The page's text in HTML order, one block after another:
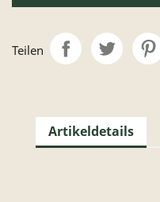
Teilen
Artikeldetails